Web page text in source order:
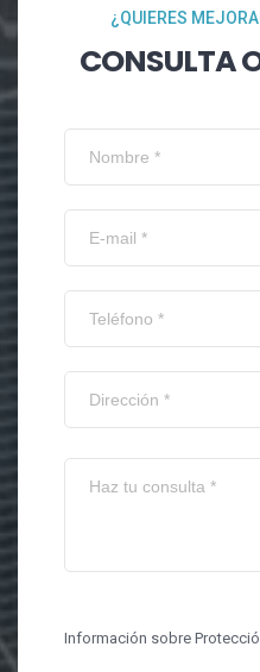
¿QUIERES
CONSULTA
Información sobre